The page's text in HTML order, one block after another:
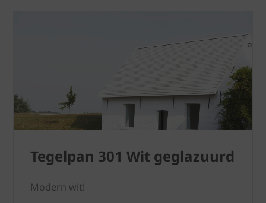
Tegelpan 301 Wit geglazuurd
Modern wit!